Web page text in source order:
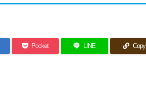
Pocket LINE Copy